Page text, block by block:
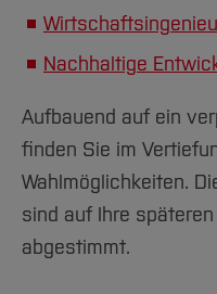
Nachhaltige
Aufbauend auf ein
finden Sie im
Wahlmöglichkeiten.
sind auf Ihre
abgestimmt.